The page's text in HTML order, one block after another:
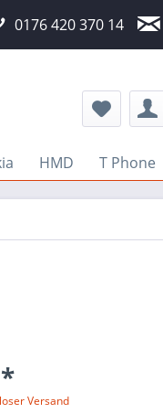
0176 420 370 14
HMD T Phone
Versand